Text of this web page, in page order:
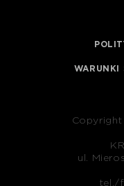
WARUNKI
ul.
tel./